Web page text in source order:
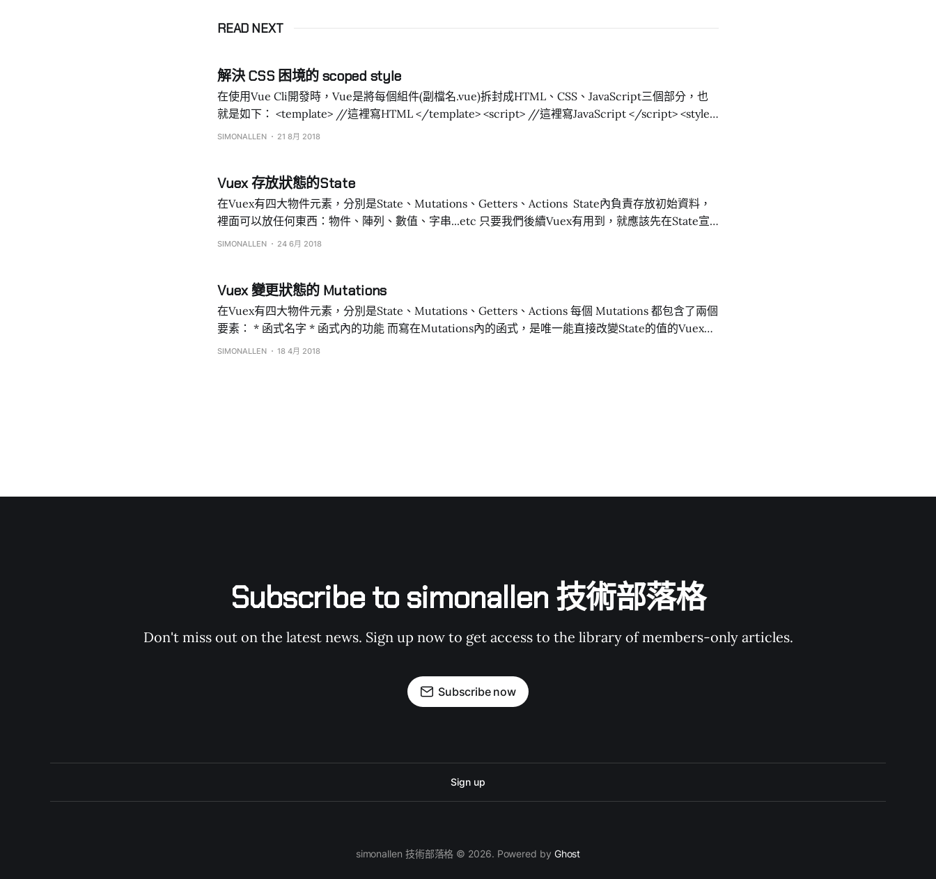
READ NEXT
解決 CSS 困境的 scoped style
在使用Vue Cli開發時，Vue是將每個組件(副檔名.vue)拆封成HTML、CSS、JavaScript三個部分，也
就是如下： <template> //這裡寫HTML </template> <script> //這裡寫JavaScript </script> <style>
//這裡寫CSS </style> 但這樣就產生了一個問題，假如我在a.vue檔(a組件)寫了一段CSS <style> h2 {
SIMONALLEN 21 8月 2018
Vuex 存放狀態的State
在Vuex有四大物件元素，分別是State、Mutations、Getters、Actions State內負責存放初始資料，
裡面可以放任何東西：物件、陣列、數值、字串...etc 只要我們後續Vuex有用到，就應該先在State宣
告其存在，就算是空值、空字串、空陣列也沒關係。 因為一但在之後的Mutations突然寫了一個未先宣
要這樣寫 Vue.set(state,’資料名稱’,’ ‘值'); 要讀取Vuex的值，我們會在(.Vue)組件的</script>的
computed寫一些計算回傳的方法去讀值 export default { computed:{ //<————————寫在這裡
count(){ //<————————要讀取的Vuex對應值的方法 return this.$store.
SIMONALLEN 24 6月 2018
Vuex 變更狀態的 Mutations
在Vuex有四大物件元素，分別是State、Mutations、Getters、Actions 每個 Mutations 都包含了兩個
要素： * 函式名字 * 函式內的功能 而寫在Mutations內的函式，是唯一能直接改變State的值的Vuex方
法。例如先前Vuex 引入與範例筆記的 store.js const store = new Vuex.Store({ state:{ count:0, },
SIMONALLEN 18 4月 2018
Subscribe to simonallen 技術部落格
Don't miss out on the latest news. Sign up now to get access to the library of members-only articles.
Subscribe now
Sign up
simonallen 技術部落格 © 2026. Powered by Ghost